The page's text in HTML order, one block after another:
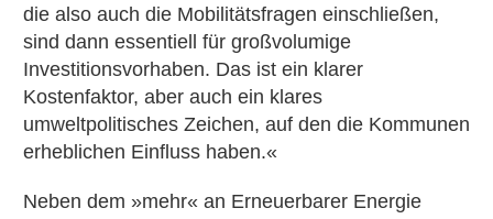
die also auch die Mobilitätsfragen einschließen,
sind dann essentiell für großvolumige
Investitionsvorhaben. Das ist ein klarer
Kostenfaktor, aber auch ein klares
umweltpolitisches Zeichen, auf den die Kommunen
erheblichen Einfluss haben.«
Neben dem »mehr« an Erneuerbarer Energie